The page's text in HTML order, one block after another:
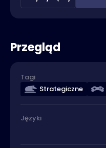
Przegląd
Tagi
Strategiczne
Języki